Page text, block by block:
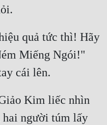
quả tức thì! Hãy
Miếng Ngói!"
Kim liếc nhìn
hai người túm lấy